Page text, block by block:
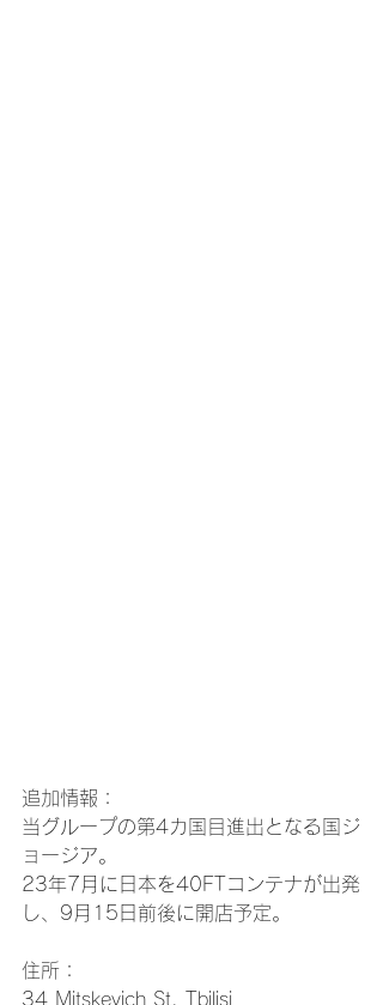
追加情報：
当グループの第4カ国目進出となる国ジ
ョージア。
23年7月に日本を40FTコンテナが出発
し、9月15日前後に開店予定。
住所：
34 Mitskevich St. Tbilisi